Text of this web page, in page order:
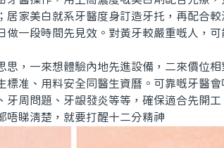
居家美白就系牙醫度身訂造牙托，再配合
做一段時間先見效。對黃牙較嚴重嘅人，
，一來想體驗內地先進設備，二來價位相
標准、用料安全同醫生資曆。可靠嘅牙醫
牙周問題、牙龈發炎等等，確保適合先開工
唔睇清楚，就要打醒十二分精神